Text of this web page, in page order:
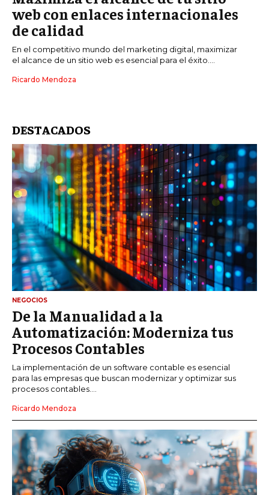
web con enlaces internacionales
de calidad
En el competitivo mundo del marketing digital, maximizar
el alcance de un sitio web es esencial para el éxito....
Ricardo Mendoza
DESTACADOS
NEGOCIOS
De la Manualidad a la
Automatización: Moderniza tus
Procesos Contables
La implementación de un software contable es esencial
para las empresas que buscan modernizar y optimizar sus
procesos contables....
Ricardo Mendoza